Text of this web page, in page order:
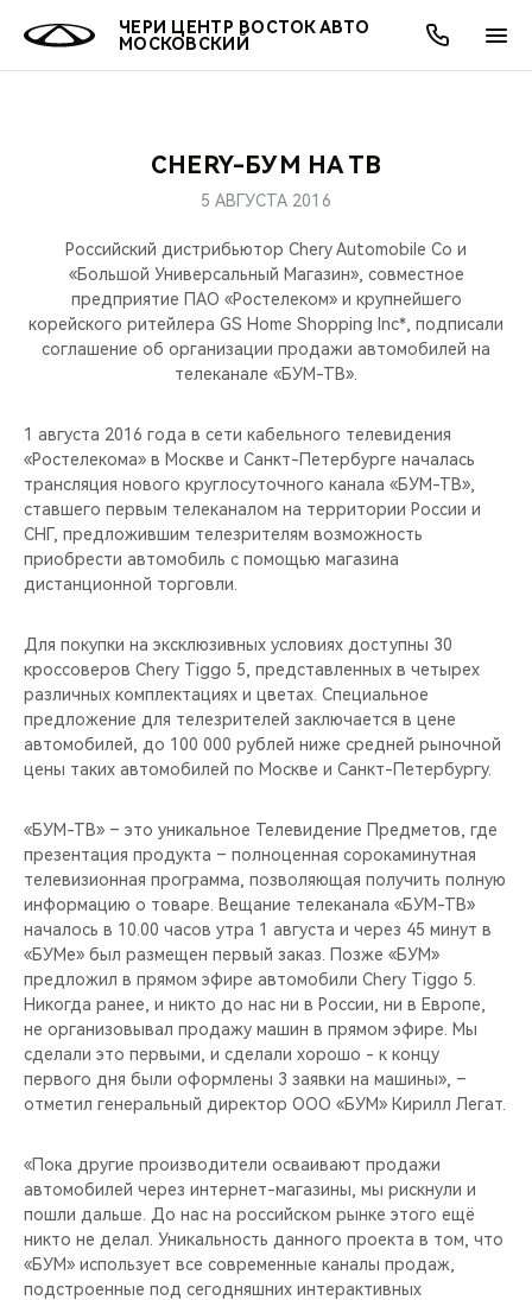
ЧЕРИ ЦЕНТР ВОСТОК АВТО
МОСКОВСКИЙ
МОДЕЛИ
КРОССОВЕРЫ
НОВИНКИ
ПОКУПАТЕЛЯМ
КРЕДИТ И СТРАХОВАНИЕ
ВЛАДЕЛЬЦАМ
ЗАПЧАСТИ И АКСЕССУАРЫ
ПОДДЕРЖКА
МИР CHERY
О БРЕНДЕ
CHERY В СОЦСЕТЯХ
CHERY REMOTE
CHERY И СПОРТ
НАШИ МЕРОПРИЯТИЯ
ВИДЕООБЗОРЫ
CHERY ДЛЯ ДЕТЕЙ
АКЦИИ
ОНЛАЙН СЕРВИСЫ
КРЕДИТ
О КОМПАНИИ
МЫ В СОЦСЕТЯХ
CHERY-БУМ НА ТВ
5 АВГУСТА 2016
Российский дистрибьютор Chery Automobile Co и
«Большой Универсальный Магазин», совместное
предприятие ПАО «Ростелеком» и крупнейшего
корейского ритейлера GS Home Shopping Inc*, подписали
соглашение об организации продажи автомобилей на
телеканале «БУМ-ТВ».
1 августа 2016 года в сети кабельного телевидения
«Ростелекома» в Москве и Санкт-Петербурге началась
трансляция нового круглосуточного канала «БУМ-ТВ»,
ставшего первым телеканалом на территории России и
СНГ, предложившим телезрителям возможность
приобрести автомобиль с помощью магазина
дистанционной торговли.
Для покупки на эксклюзивных условиях доступны 30
кроссоверов Chery Tiggo 5, представленных в четырех
различных комплектациях и цветах. Специальное
предложение для телезрителей заключается в цене
автомобилей, до 100 000 рублей ниже средней рыночной
цены таких автомобилей по Москве и Санкт-Петербургу.
«БУМ-ТВ» – это уникальное Телевидение Предметов, где
презентация продукта – полноценная сорокаминутная
телевизионная программа, позволяющая получить полную
информацию о товаре. Вещание телеканала «БУМ-ТВ»
началось в 10.00 часов утра 1 августа и через 45 минут в
«БУМе» был размещен первый заказ. Позже «БУМ»
предложил в прямом эфире автомобили Chery Tiggo 5.
Никогда ранее, и никто до нас ни в России, ни в Европе,
не организовывал продажу машин в прямом эфире. Мы
сделали это первыми, и сделали хорошо - к концу
первого дня были оформлены 3 заявки на машины», –
отметил генеральный директор ООО «БУМ» Кирилл Легат.
«Пока другие производители осваивают продажи
автомобилей через интернет-магазины, мы рискнули и
пошли дальше. До нас на российском рынке этого ещё
никто не делал. Уникальность данного проекта в том, что
«БУМ» использует все современные каналы продаж,
подстроенные под сегодняшних интерактивных